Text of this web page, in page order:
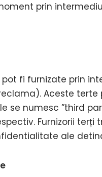
prin
fi furnizate prin
Aceste
se numesc ”third
Furnizorii terți
ale